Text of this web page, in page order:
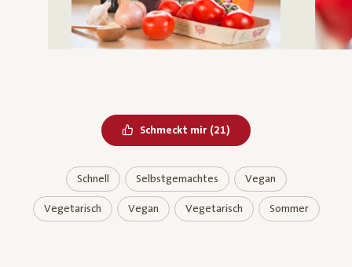
Schmeckt mir Bereits geliked
(21)
Schnell Selbstgemachtes Vegan
Vegetarisch Vegan Vegetarisch Sommer